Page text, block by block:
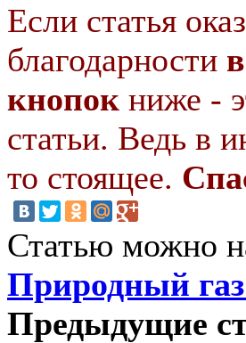
Если статья
благодарности
кнопок ниже -
статьи. Ведь в
то стоящее.
Статью можно
Природный
Предыдущие